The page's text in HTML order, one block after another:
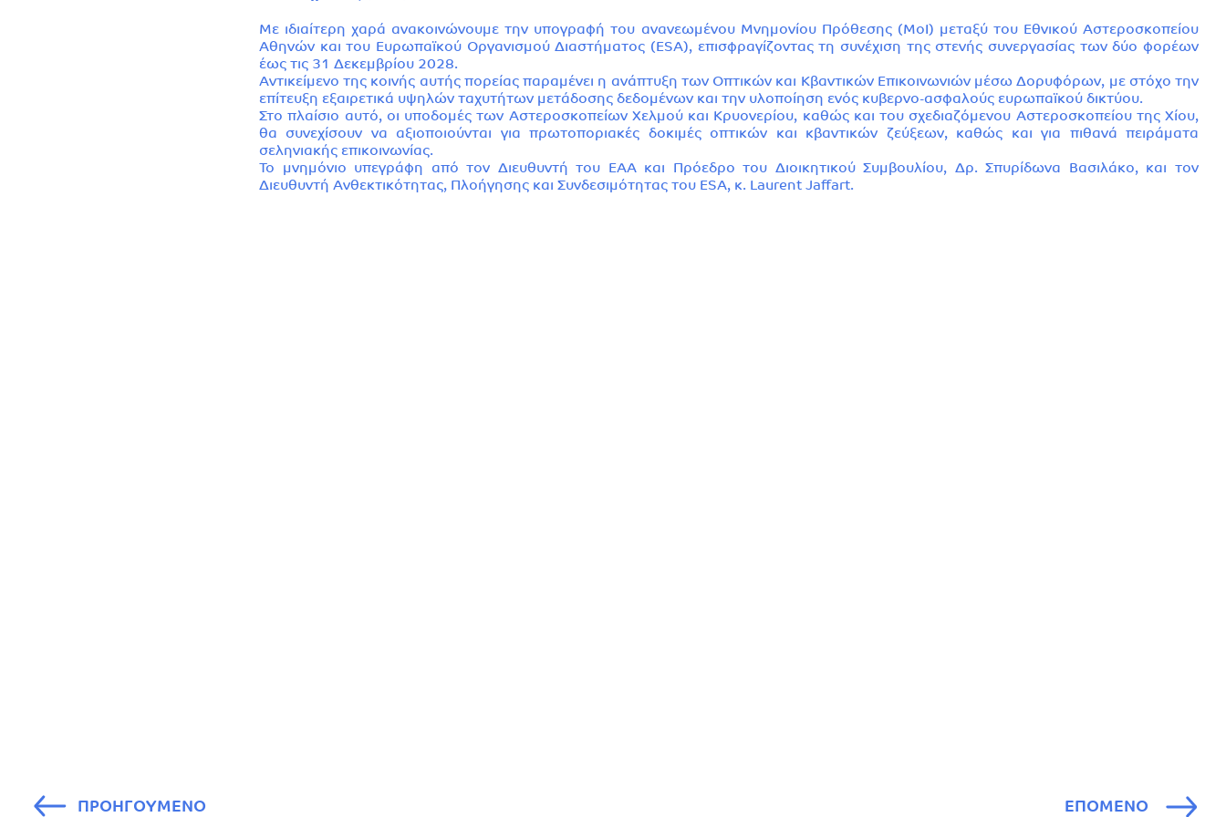
Με ιδιαίτερη χαρά ανακοινώνουμε την υπογραφή του ανανεωμένου Μνημονίου Πρόθεσης (MoI) μεταξύ του Εθνικού Αστεροσκοπείου
Αθηνών και του Ευρωπαϊκού Οργανισμού Διαστήματος (ESA), επισφραγίζοντας τη συνέχιση της στενής συνεργασίας των δύο φορέων
έως τις 31 Δεκεμβρίου 2028.
Αντικείμενο της κοινής αυτής πορείας παραμένει η ανάπτυξη των Οπτικών και Κβαντικών Επικοινωνιών μέσω Δορυφόρων, με στόχο την
επίτευξη εξαιρετικά υψηλών ταχυτήτων μετάδοσης δεδομένων και την υλοποίηση ενός κυβερνο-ασφαλούς ευρωπαϊκού δικτύου.
Στο πλαίσιο αυτό, οι υποδομές των Αστεροσκοπείων Χελμού και Κρυονερίου, καθώς και του σχεδιαζόμενου Αστεροσκοπείου της Χίου,
θα συνεχίσουν να αξιοποιούνται για πρωτοποριακές δοκιμές οπτικών και κβαντικών ζεύξεων, καθώς και για πιθανά πειράματα
σεληνιακής επικοινωνίας.
Το μνημόνιο υπεγράφη από τον Διευθυντή του ΕΑΑ και Πρόεδρο του Διοικητικού Συμβουλίου, Δρ. Σπυρίδωνα Βασιλάκο, και τον
Διευθυντή Ανθεκτικότητας, Πλοήγησης και Συνδεσιμότητας του ESA, κ. Laurent Jaffart.
ΠΡΟΗΓΟΥΜΕΝΟ ΕΠΟΜΕΝΟ